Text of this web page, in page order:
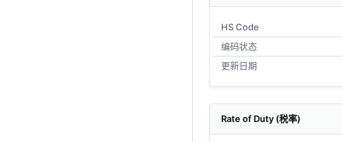
HS Code
编码状态
更新日期
Rate of Duty (税率)